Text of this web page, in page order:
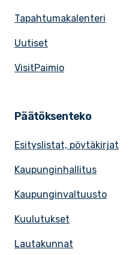
Tapahtumakalenteri
Uutiset
VisitPaimio
Päätöksenteko
Esityslistat, pöytäkirjat
Kaupunginhallitus
Kaupunginvaltuusto
Kuulutukset
Lautakunnat